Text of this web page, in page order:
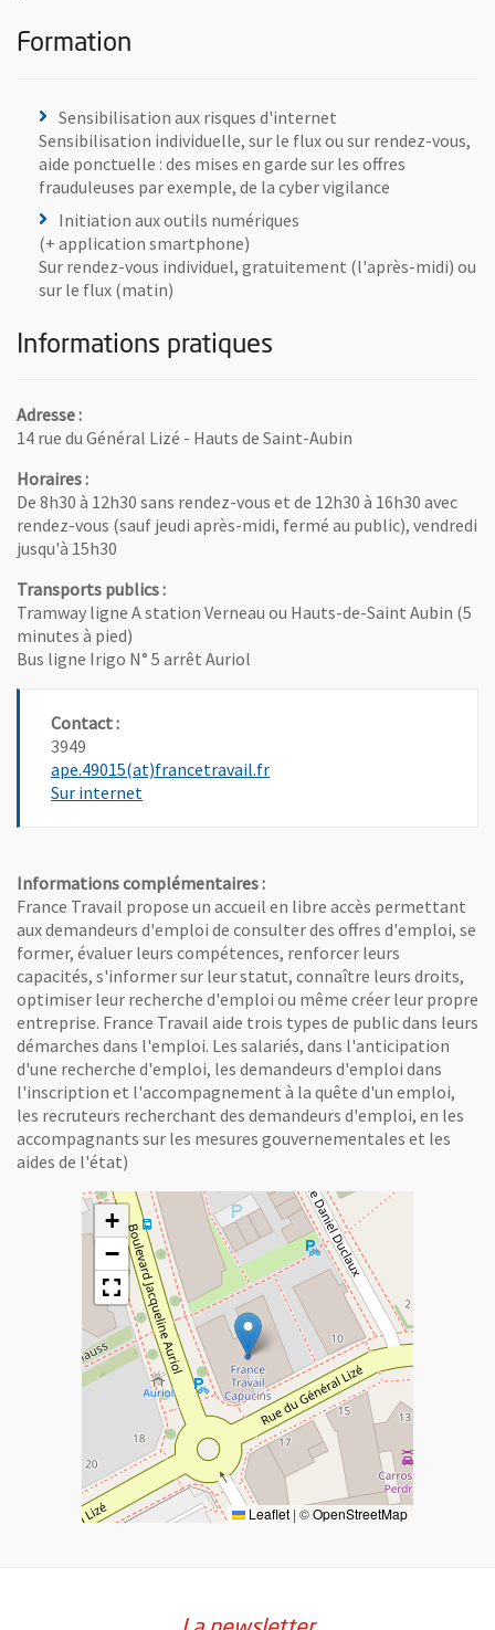
Formation
Sensibilisation aux risques d'internet
Sensibilisation individuelle, sur le flux ou sur rendez-vous,
aide ponctuelle : des mises en garde sur les offres
frauduleuses par exemple, de la cyber vigilance
Initiation aux outils numériques
(+ application smartphone)
Sur rendez-vous individuel, gratuitement (l'après-midi) ou
sur le flux (matin)
Informations pratiques
Adresse :
14 rue du Général Lizé - Hauts de Saint-Aubin
Horaires :
De 8h30 à 12h30 sans rendez-vous et de 12h30 à 16h30 avec
rendez-vous (sauf jeudi après-midi, fermé au public), vendredi
jusqu'à 15h30
Transports publics :
Tramway ligne A station Verneau ou Hauts-de-Saint Aubin (5
minutes à pied)
Bus ligne Irigo N° 5 arrêt Auriol
Contact :
3949
ape.49015(at)francetravail.fr, Ouvre une nouvelle fenêtre
Sur internet
Informations complémentaires :
France Travail propose un accueil en libre accès permettant
aux demandeurs d'emploi de consulter des offres d'emploi, se
former, évaluer leurs compétences, renforcer leurs
capacités, s'informer sur leur statut, connaître leurs droits,
optimiser leur recherche d'emploi ou même créer leur propre
entreprise. France Travail aide trois types de public dans leurs
démarches dans l'emploi. Les salariés, dans l'anticipation
d'une recherche d'emploi, les demandeurs d'emploi dans
l'inscription et l'accompagnement à la quête d'un emploi,
les recruteurs recherchant des demandeurs d'emploi, en les
accompagnants sur les mesures gouvernementales et les
aides de l'état)
+
−
Leaflet | ©OpenStreetMap